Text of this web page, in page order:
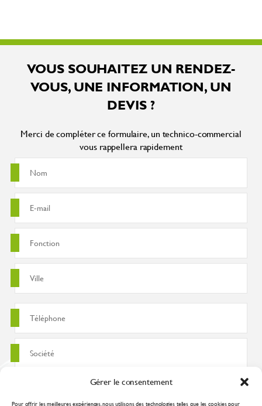
Gérer le consentement
Pour offrir les meilleures expériences, nous utilisons des technologies telles que les cookies pour
VOUS SOUHAITEZ UN RENDEZ-
VOUS, UNE INFORMATION, UN
DEVIS ?
Merci de compléter ce formulaire, un technico-commercial
vous rappellera rapidement